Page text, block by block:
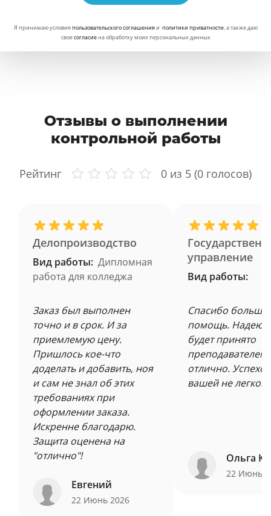
Я принимаю условияпользовательского соглашенияи политики приватности, а также даю
своесогласиена обработку моих персональных данных
Отзывы о выполнении
контрольной работы
Рейтинг 0 из 5 (0 голосов)
Делопроизводство
Вид работы: Дипломная
работа для колледжа
Заказ был выполнен
точно и в срок. И за
приемлемую цену.
Пришлось кое-что
доделать и добавить, ноя
и сам не знал об этих
требованиях при
оформлении заказа.
Искренне благодарю.
Защита оценена на
"отлично"!
Евгений
22 Июнь 2026
управление
Вид работы:
Спасибо
помощь.
будет принято
преподавателем
отлично.
вашей не легкой
Ольга
22 Июнь